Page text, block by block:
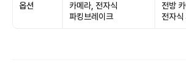
옵션
카메라, 전자식
파킹브레이크
전방
전자식